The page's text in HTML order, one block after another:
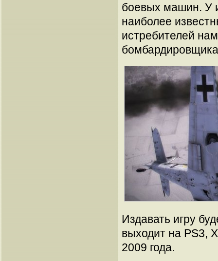
боевых машин. У
наиболее
истребителей
Издавать игру
выходит на PS3,
2009 года.